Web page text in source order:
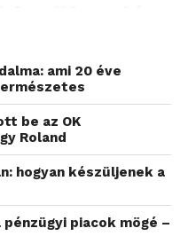
legjobb
is
ami 20 éve
be az OK
Roland
hogyan készüljenek a
piacok mögé –